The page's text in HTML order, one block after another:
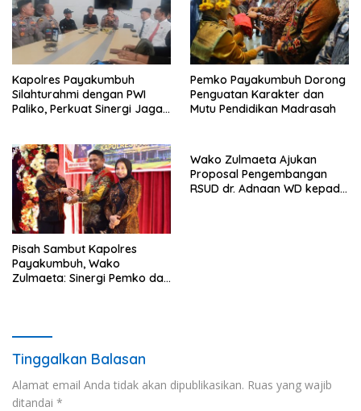
Kapolres Payakumbuh
Silahturahmi dengan PWI
Paliko, Perkuat Sinergi Jaga
Pemko Payakumbuh Dorong
Penguatan Karakter dan
Mutu Pendidikan Madrasah
Pisah Sambut Kapolres
Payakumbuh, Wako
Zulmaeta: Sinergi Pemko dan
Wako Zulmaeta Ajukan
Proposal Pengembangan
RSUD dr. Adnaan WD kepada
Tinggalkan Balasan
Alamat email Anda tidak akan dipublikasikan. Ruas yang wajib
ditandai *